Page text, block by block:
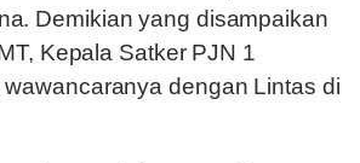
Demikian yang disampaikan
Kepala Satker PJN 1
dengan Lintas di